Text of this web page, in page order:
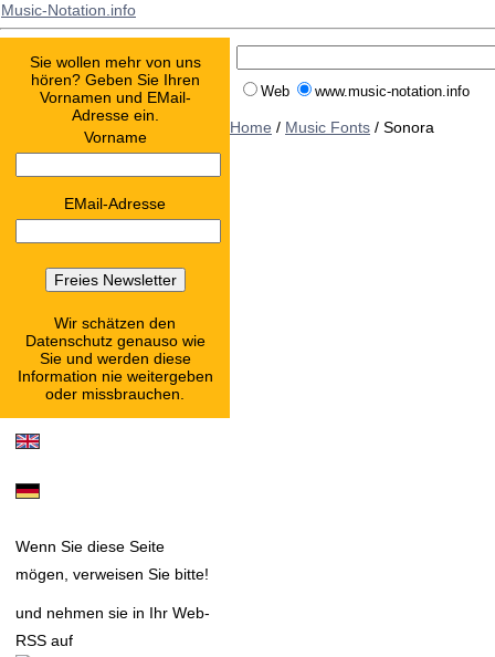
Music-Notation.info
Sie wollen mehr von uns
hören? Geben Sie Ihren
Vornamen und EMail-
Adresse ein.
Vorname
EMail-Adresse
Wir schätzen den
Datenschutz genauso wie
Sie und werden diese
Information nie weitergeben
oder missbrauchen.
Wenn Sie diese Seite
mögen, verweisen Sie bitte!
und nehmen sie in Ihr Web-
RSS auf
Web www.music-notation.info
Home / Music Fonts / Sonora